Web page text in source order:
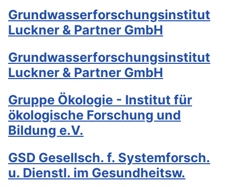
Grundwasserforschungsinstitut
Luckner & Partner GmbH
Grundwasserforschungsinstitut
Luckner & Partner GmbH
Gruppe Ökologie - Institut für
ökologische Forschung und
Bildung e.V.
GSD Gesellsch. f. Systemforsch.
u. Dienstl. im Gesundheitsw.